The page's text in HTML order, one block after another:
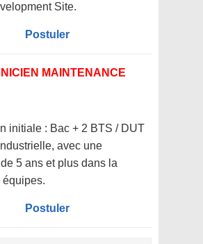
Site.
Postuler
MAINTENANCE
initiale : Bac + 2 BTS / DUT
avec une
5 ans et plus dans la
Postuler